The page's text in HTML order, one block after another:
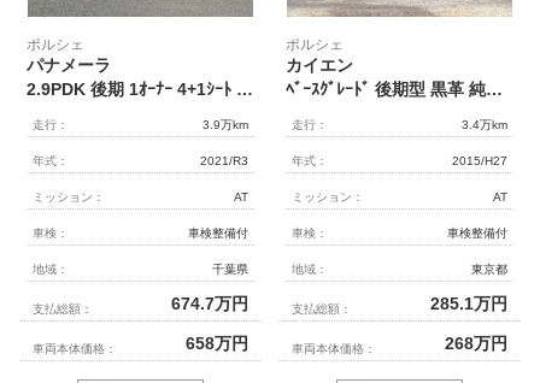
ポルシェ
パナメーラ
2.9PDK 後期 1ｵｰﾅｰ 4+1ｼｰﾄ ﾘｱｱｸｽﾙｽﾃｱﾘﾝｸﾞ ﾊﾟﾉﾗﾏSR 黒革 PCMﾅﾋﾞ360°ｶﾒﾗ PAS 14WAYｼｰﾄ ｼｰﾄﾋｰﾀｰ ﾍﾞﾝﾁﾚｰｼｮﾝ PorscheActiveSafe ACC LKA LCA 渋滞A ｴﾝﾄﾘｰD ｱﾝﾋﾞｴﾝﾄ 4ｿﾞｰﾝAC ﾀﾞｰｸｳｫｰﾙﾅｯﾄPKG ｿﾌﾄｸﾛｰｽﾞ LEDﾗｲﾄ ｴｱｻｽ 19AW
走行： 3.9万km
年式： 2021/R3
ミッション： AT
車検： 車検整備付
地域： 千葉県
支払総額： 674.7万円
車両本体価格： 658万円
ポルシェ
カイエン
ﾍﾞｰｽｸﾞﾚｰﾄﾞ 後期型 黒革 純正SDﾅﾋﾞ地ﾃﾞｼﾞBｶﾒﾗ 前席ｼｰﾄﾋｰﾀｰ PDLS+付LEDﾗｲﾄ 自動ﾄﾗﾝｸ LCA ｽﾃｱﾘﾝｸﾞﾋｰﾀｰ 分割可倒式ｼｰﾄ ｺﾝﾌｫｰﾄﾒﾓﾘｰPKG ｽﾀｰﾄ/ｽﾄｯﾌﾟ機能 ｴﾝﾄﾘｰ&ﾄﾞﾗｲﾌﾞ ﾊﾟｰｸｱｼｽﾄ ｸﾚｽﾄｴﾝﾎﾞｽｾﾝﾀｰｺﾝｿｰﾙ 18AW 禁煙 右H
走行： 3.4万km
年式： 2015/H27
ミッション： AT
車検： 車検整備付
地域： 東京都
支払総額： 285.1万円
車両本体価格： 268万円